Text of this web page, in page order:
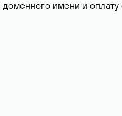
имени и оплату